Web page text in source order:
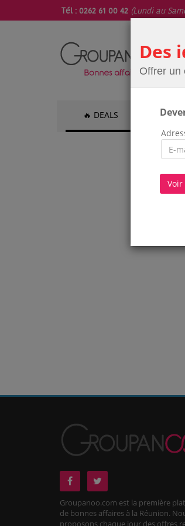
Tél : 0262 61 00 42 (Lundi au
🔥 DEALS 💆
Des
Offrer un
Groupanoo.com est la première
de bonnes affaires à la Réunion.
proposons chaque jour des offres